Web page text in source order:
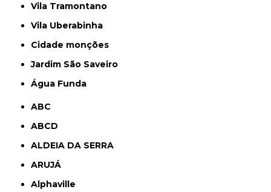
Vila Tramontano
Vila Uberabinha
cidade monções
jardim São Saveiro
Água Funda
ABC
ABCD
ALDEIA DA SERRA
ARUJÁ
Alphaville